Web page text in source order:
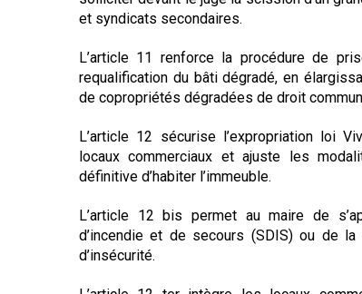
et syndicats secondaires.
L’article 11 renforce la procédure de
requalification du bâti dégradé, en
de copropriétés dégradées de droit
L’article 12 sécurise l’expropriation loi
locaux commerciaux et ajuste les
définitive d’habiter l’immeuble.
L’article 12 bis permet au maire de
d’incendie et de secours (SDIS) ou de
d’insécurité.